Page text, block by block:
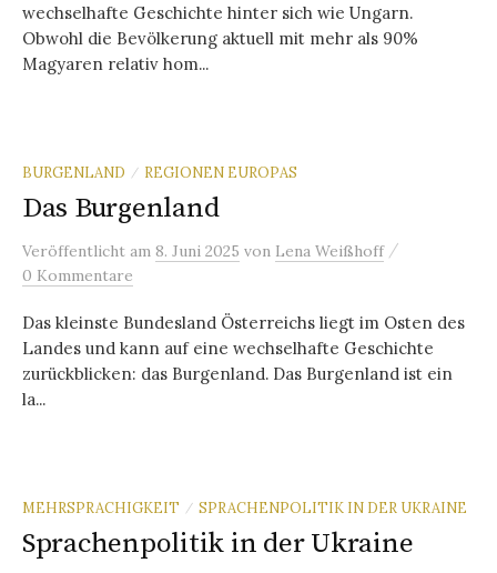
wechselhafte Geschichte hinter sich wie Ungarn.
Obwohl die Bevölkerung aktuell mit mehr als 90%
Magyaren relativ hom...
BURGENLAND / REGIONEN EUROPAS
Das Burgenland
Veröffentlicht am 8. Juni 2025 von Lena Weißhoff /
0 Kommentare
Das kleinste Bundesland Österreichs liegt im Osten des
Landes und kann auf eine wechselhafte Geschichte
zurückblicken: das Burgenland. Das Burgenland ist ein
la...
MEHRSPRACHIGKEIT / SPRACHENPOLITIK IN DER UKRAINE
Sprachenpolitik in der Ukraine